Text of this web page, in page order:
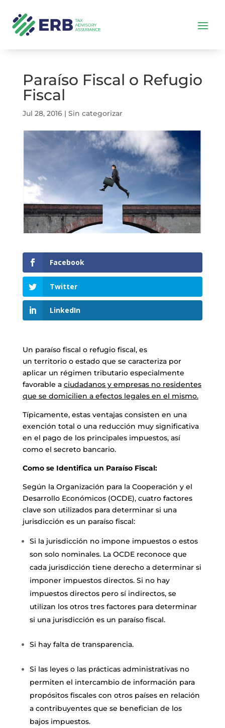
Paraíso Fiscal o Refugio
Fiscal
Jul 28, 2016| Sin categorizar
Facebook
Twitter
LinkedIn
Un paraíso fiscal o refugio fiscal, es
un territorioo estadoque se caracteriza por
aplicar un régimen tributario especialmente
favorable a ciudadanos y empresas no residentes
que se domicilien a efectos legales en el mismo.
Típicamente, estas ventajas consisten en una
exención total o una reducción muy significativa
en el pago de los principales impuestos, así
como el secreto bancario.
Como se Identifica un Paraíso Fiscal:
Según la Organización para la Cooperación y el
Desarrollo Económicos(OCDE), cuatro factores
clave son utilizados para determinar si una
jurisdicción es un paraíso fiscal:
Si la jurisdicción no impone impuestos o estos
son solo nominales. La OCDE reconoce que
cada jurisdicción tiene derecho a determinar si
imponer impuestos directos. Si no hay
impuestos directos pero sí indirectos, se
utilizan los otros tres factores para determinar
si una jurisdicción es un paraíso fiscal.
Si hay falta de transparencia.
Si las leyes o las prácticas administrativas no
permiten el intercambio de información para
propósitos fiscales con otros países en relación
a contribuyentes que se benefician de los
bajos impuestos.